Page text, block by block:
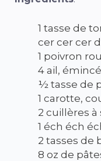
1 tasse de
cer cer cer
1 poivron
4 ail, émincé
½ tasse de
1 carotte,
2 cuillères
1 éch éch
2 tasses de
8 oz de